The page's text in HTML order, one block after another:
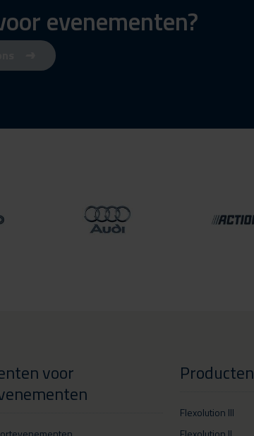
evenementen?
voor
Producten
Flexolution III